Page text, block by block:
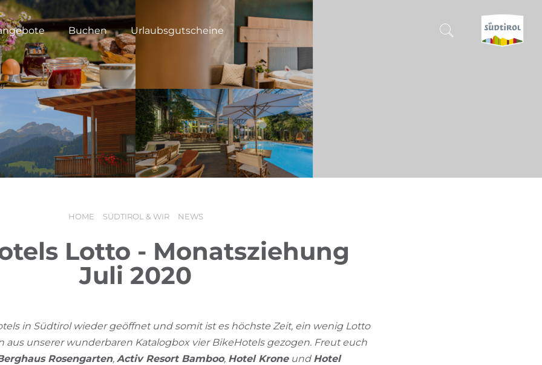
Buchen Urlaubsgutscheine
HOME SÜDTIROL & WIR NEWS
Lotto - Monatsziehung
Juli 2020
in Südtirol wieder geöffnet und somit ist es höchste Zeit, ein wenig Lotto
aus unserer wunderbaren Katalogbox vier BikeHotels gezogen. Freut euch
Rosengarten, Activ Resort Bamboo, Hotel Kroneund Hotel